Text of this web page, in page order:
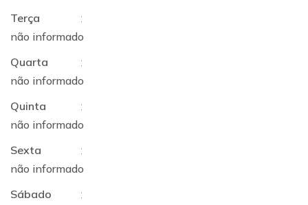
Terça
:
não informado
Quarta
:
não informado
Quinta
:
não informado
Sexta
:
não informado
Sábado
: